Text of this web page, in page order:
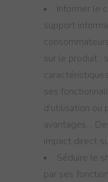
Informer le
support
sur le produit :
ses
d’utilisation ou
avantages…
impact direct
Séduire le
par ses